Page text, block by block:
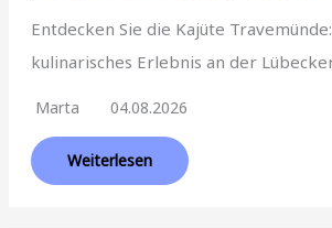
Entdecken Sie die Kajüte
kulinarisches Erlebnis an der
Marta 04.08.2026
Weiterlesen